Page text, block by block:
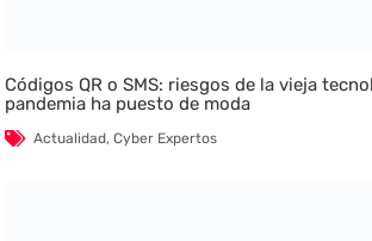
Códigos QR o SMS: riesgos de la vieja
pandemia ha puesto de moda
Actualidad,Cyber Expertos